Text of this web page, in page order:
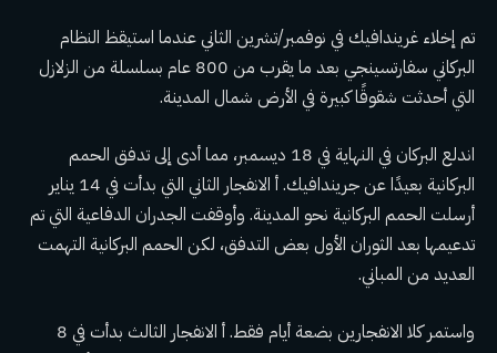
تم إخلاء غريندافيك في نوفمبر/تشرين الثاني عندما استيقظ النظام
البركاني سفارتسينجي بعد ما يقرب من 800 عام بسلسلة من الزلازل
التي أحدثت شقوقًا كبيرة في الأرض شمال المدينة.
اندلع البركان في النهاية
في 18 ديسمبر، مما أدى إلى تدفق الحمم
البركانية بعيدًا عن جريندافيك. أ الانفجار الثاني
التي بدأت في 14 يناير
أرسلت الحمم البركانية نحو المدينة. وأوقفت الجدران الدفاعية التي تم
تدعيمها بعد الثوران الأول بعض التدفق، لكن الحمم البركانية التهمت
العديد من المباني.
واستمر كلا الانفجارين بضعة أيام فقط. أ الانفجار الثالث
بدأت في 8